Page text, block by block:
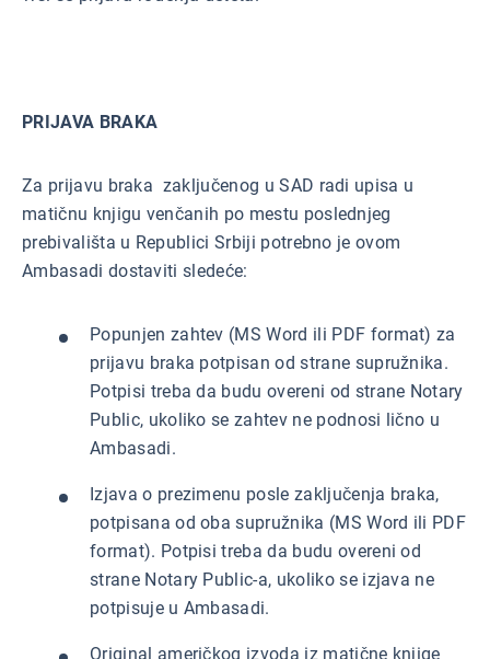
PRIJAVA BRAKA
Za prijavu braka zaključenog u SAD radi upisa u
matičnu knjigu venčanih po mestu poslednjeg
prebivališta u Republici Srbiji potrebno je ovom
Ambasadi dostaviti sledeće:
Popunjen zahtev (MS Word ili PDF format) za
prijavu braka potpisan od strane supružnika.
Potpisi treba da budu overeni od strane Notary
Public, ukoliko se zahtev ne podnosi lično u
Ambasadi.
Izjava o prezimenu posle zaključenja braka,
potpisana od oba supružnika (MS Word ili PDF
format). Potpisi treba da budu overeni od
strane Notary Public-a, ukoliko se izjava ne
potpisuje u Ambasadi.
Original američkog izvoda iz matične knjige